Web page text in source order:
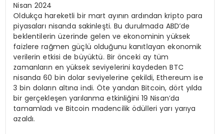
Nisan 2024
Oldukça hareketli bir mart ayının ardından kripto para
piyasaları nisanda sakinleşti. Bu durulmada ABD’de
beklentilerin üzerinde gelen ve ekonominin yüksek
faizlere rağmen güçlü olduğunu kanıtlayan ekonomik
verilerin etkisi de büyüktü. Bir önceki ay tüm
zamanların en yüksek seviyelerini kaydeden BTC
nisanda 60 bin dolar seviyelerine çekildi, Ethereum ise
3 bin doların altına indi. Öte yandan Bitcoin, dört yılda
bir gerçekleşen yarılanma etkinliğini 19 Nisan’da
tamamladı ve Bitcoin madencilik ödülleri yarı yarıya
azaldı.